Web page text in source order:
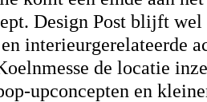
Design Post blijft
interieurgerelateerde
de locatie
upconcepten en